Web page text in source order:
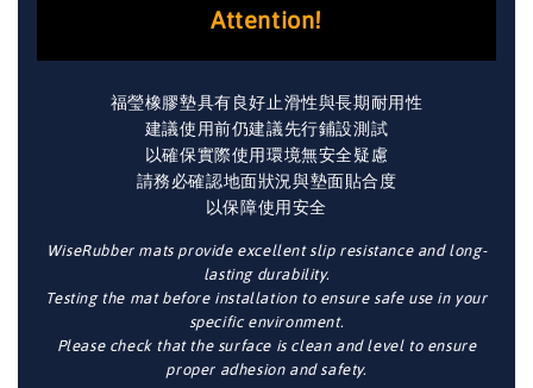
Attention!
福瑩橡膠墊具有良好止滑性與長期耐用性
建議使用前仍建議先行鋪設測試
以確保實際使用環境無安全疑慮
請務必確認地面狀況與墊面貼合度
以保障使用安全
WiseRubber mats provide excellent slip resistance and long-
lasting durability.
Testing the mat before installation to ensure safe use in your
specific environment.
Please check that the surface is clean and level to ensure
proper adhesion and safety.